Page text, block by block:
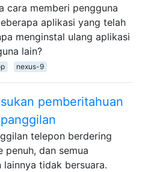
cara memberi pengguna
aplikasi yang telah
menginstal ulang aplikasi
lain?
nexus-9
pemberitahuan
telepon berdering
penuh, dan semua
lainnya tidak bersuara.